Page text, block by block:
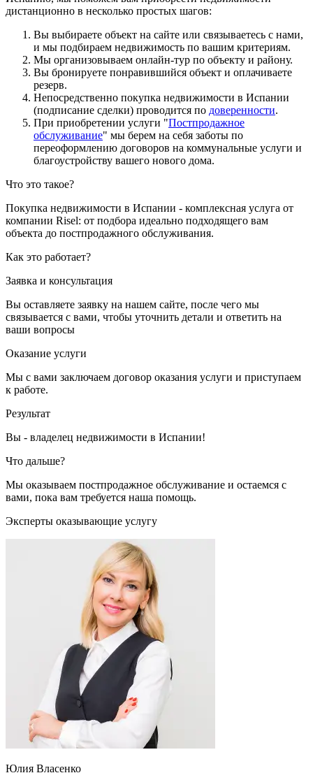
дистанционно в несколько простых шагов:
Вы выбираете объект на сайте или связываетесь с нами,
и мы подбираем недвижимость по вашим критериям.
Мы организовываем онлайн-тур по объекту и району.
Вы бронируете понравившийся объект и оплачиваете
резерв.
Непосредственно покупка недвижимости в Испании
(подписание сделки) проводится по доверенности.
При приобретении услуги "Постпродажное
обслуживание" мы берем на себя заботы по
переоформлению договоров на коммунальные услуги и
благоустройству вашего нового дома.
Что это такое?
Покупка недвижимости в Испании - комплексная услуга от
компании Risel: от подбора идеально подходящего вам
объекта до постпродажного обслуживания.
Как это работает?
Заявка и консультация
Вы оставляете заявку на нашем сайте, после чего мы
связывается с вами, чтобы уточнить детали и ответить на
ваши вопросы
Оказание услуги
Мы с вами заключаем договор оказания услуги и приступаем
к работе.
Результат
Вы - владелец недвижимости в Испании!
Что дальше?
Мы оказываем постпродажное обслуживание и остаемся с
вами, пока вам требуется наша помощь.
Эксперты оказывающие услугу
Юлия Власенко